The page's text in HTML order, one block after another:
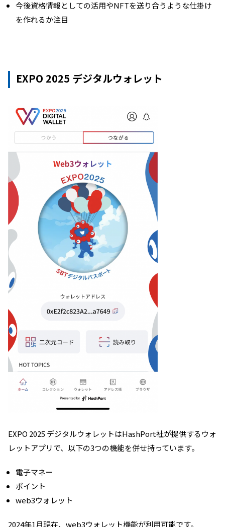
今後資格情報としての活用やNFTを送り合うような仕掛け
を作れるか注目
EXPO 2025 デジタルウォレット
EXPO 2025 デジタルウォレットはHashPort社が提供するウォ
レットアプリで、以下の3つの機能を併せ持っています。
電子マネー
ポイント
web3ウォレット
2024年1月現在、web3ウォレット機能が利用可能です。